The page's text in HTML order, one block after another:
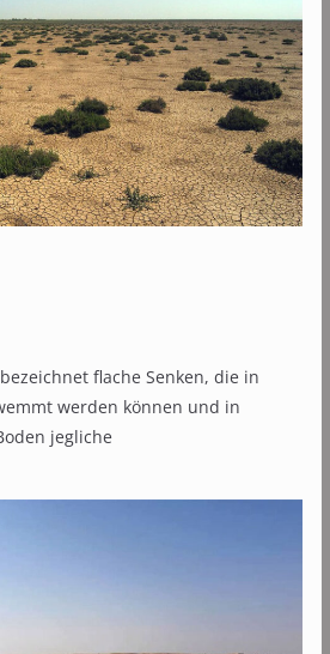
bezeichnet flache Senken, die in
werden können und in
jegliche